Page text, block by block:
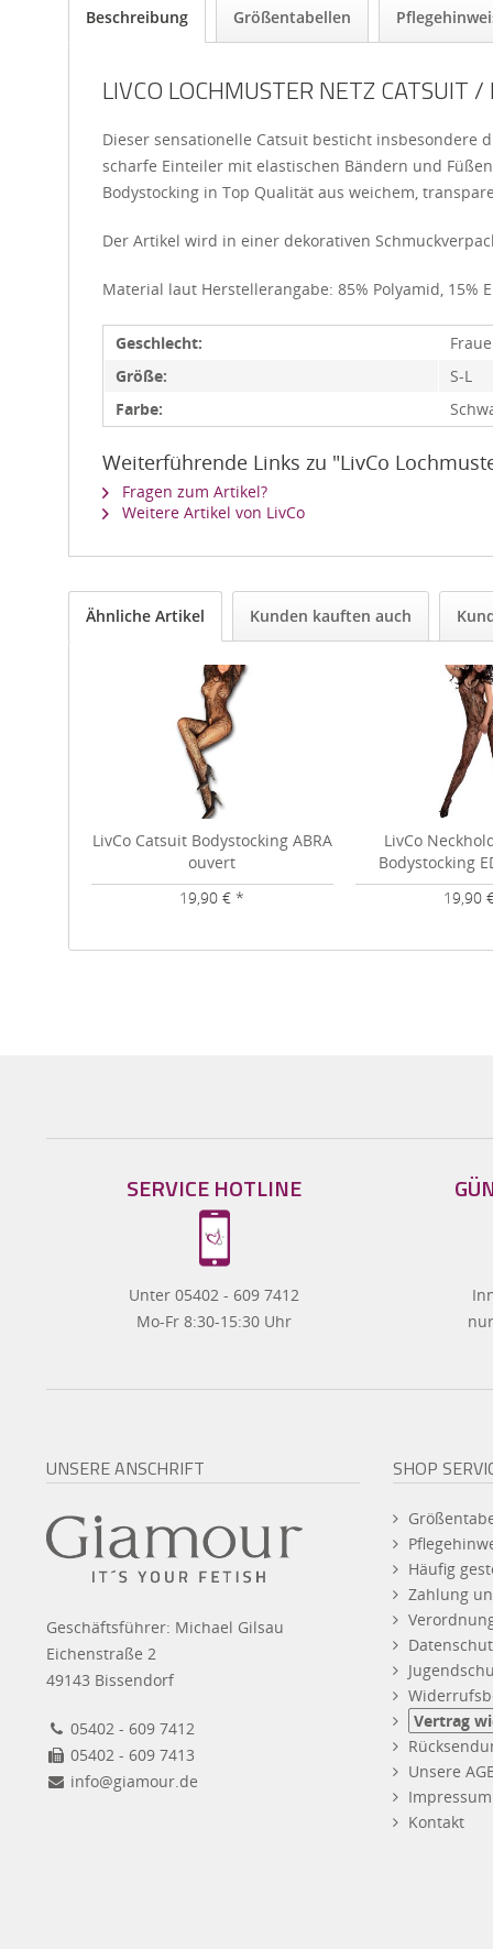
Beschreibung Größentabellen
LIVCO LOCHMUSTER NETZ CATSUIT
Dieser sensationelle Catsuit besticht insbesondere
scharfe Einteiler mit elastischen Bändern und
Bodystocking in Top Qualität aus weichem,
Der Artikel wird in einer dekorativen
Material laut Herstellerangabe: 85% Polyamid, 15%
Geschlecht:
Größe:
S-L
Farbe:
Weiterführende Links zu "LivCo
Fragen zum Artikel?
Weitere Artikel von LivCo
Ähnliche Artikel Kunden kauften auch
LivCo Catsuit Bodystocking ABRA
ouvert
19,90 € *
LivCo
Bodystocking
19,90
SERVICE HOTLINE
Unter 05402 - 609 7412
Mo-Fr 8:30-15:30 Uhr
UNSERE ANSCHRIFT
Geschäftsführer: Michael Gilsau
Eichenstraße 2
49143 Bissendorf
05402 - 609 7412
05402 - 609 7413
info@giamour.de
SHOP
Häufig
Zahlung
Vertrag
Unsere
Impressum
Kontakt